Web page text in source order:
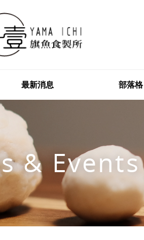
最新消息 部落格
& Events